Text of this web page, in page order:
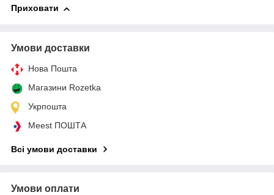
Приховати
Умови доставки
Нова Пошта
Магазини Rozetka
Укрпошта
Meest ПОШТА
Всі умови доставки
Умови оплати